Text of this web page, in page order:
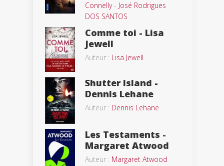
Connelly- José Rodrigues
DOS SANTOS
Comme toi - Lisa
Jewell
Auteur : Lisa Jewell
Shutter Island -
Dennis Lehane
Auteur : Dennis Lehane
Les Testaments -
Margaret Atwood
Auteur : Margaret Atwood